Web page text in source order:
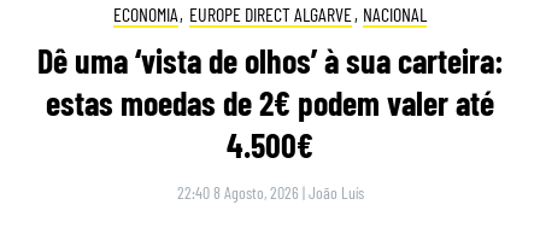
ECONOMIA, EUROPE DIRECT ALGARVE, NACIONAL
Dê uma ‘vista de olhos’ à sua carteira:
estas moedas de 2€ podem valer até
4.500€
22:40 8 Agosto, 2026 |João Luís